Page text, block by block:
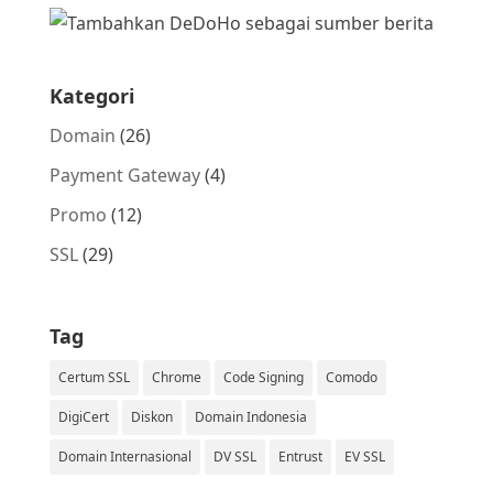
Kategori
Domain (26)
Payment Gateway(4)
Promo (12)
SSL(29)
Tag
Certum SSL Chrome Code Signing Comodo
DigiCert Diskon Domain Indonesia
Domain Internasional DV SSL Entrust EV SSL